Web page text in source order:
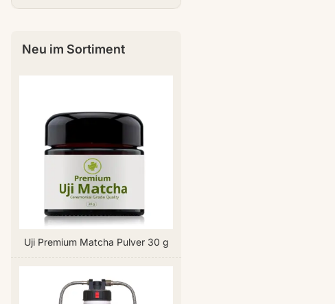
Neu im Sortiment
Uji Premium Matcha Pulver 30 g